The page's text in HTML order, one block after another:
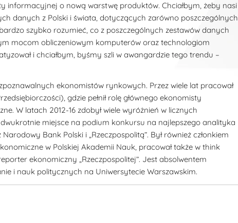
informacyjnej o nową warstwę produktów. Chciałbym, żeby nasi
danych z Polski i świata, dotyczących zarówno poszczególnych
szybko rozumieć, co z poszczególnych zestawów danych
mocom obliczeniowym komputerów oraz technologiom
i chciałbym, byśmy szli w awangardzie tego trendu –
ekonomistów rynkowych. Przez wiele lat pracował
gdzie pełnił rolę głównego ekonomisty
W latach 2012-16 zdobył wiele wyróżnień w licznych
miejsce na podium konkursu na najlepszego analityka
Bank Polski i „Rzeczpospolitą”. Był również członkiem
w Polskiej Akademii Nauk, pracował także w think
ekonomiczny „Rzeczpospolitej”. Jest absolwentem
i nauk politycznych na Uniwersytecie Warszawskim.